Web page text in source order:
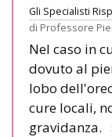
Gli Specialisti
di Professore
Nel caso in
dovuto al
lobo
cure locali,
gravidanza.